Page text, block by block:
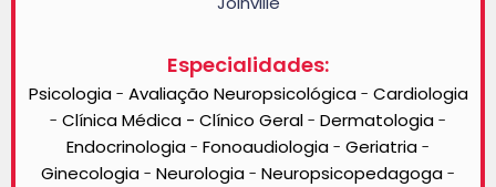
Especialidades:
Psicologia- Avaliação Neuropsicológica- Cardiologia
- Clínica Médica - Clínico Geral - Dermatologia -
Endocrinologia - Fonoaudiologia - Geriatria -
Ginecologia - Neurologia - Neuropsicopedagoga -